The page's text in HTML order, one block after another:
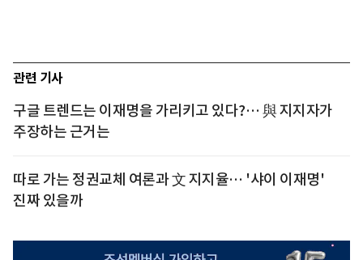
관련 기사
구글 트렌드는 이재명을 가리키고 있다?… 與 지지자가
주장하는 근거는
따로 가는 정권교체 여론과 文 지지율… '샤이 이재명'
진짜 있을까